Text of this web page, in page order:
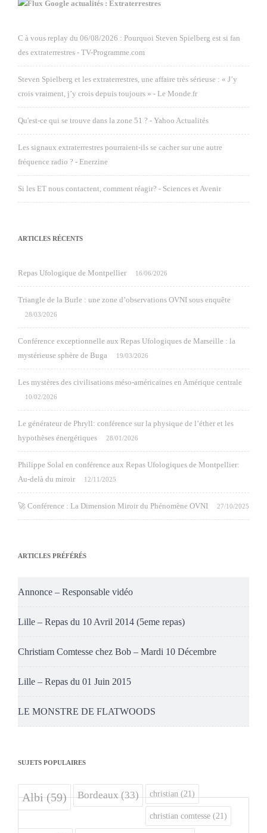
Google actualités : Extraterrestres
C à vous replay du 06/08/2026 : Pourquoi Steven Spielberg est si fan
des extraterrestres - TV-Programme.com
Steven Spielberg et les extraterrestres, une affaire très sérieuse : « J’y
crois vraiment, j’y crois depuis toujours » - Le Monde.fr
Qu'est-ce qui se trouve dans la zone 51 ? - Yahoo Actualités
Les signaux extraterrestres pourraient-ils se cacher sur une autre
fréquence radio ? - Enerzine
Si les ET nous contactent, comment réagir? - Sciences et Avenir
ARTICLES RÉCENTS
Repas Ufologique de Montpellier 16/06/2026
Triangle de la Burle : une zone d’observations OVNI sous enquête
28/03/2026
Conférence exceptionnelle aux Repas Ufologiques de Marseille : la
mystérieuse sphère de Buga
19/03/2026
Les mystères des civilisations méso-américaines en Amérique centrale
10/02/2026
Le générateur de Phryll: conférence sur la physique de l’éther et les
hypothèses énergétiques
28/01/2026
Philippe Solal en conférence aux Repas Ufologiques de Montpellier:
Au-delà du miroir
12/11/2025
🚀 Conférence : La Dimension Miroir du Phénomène OVNI 27/10/2025
ARTICLES PRÉFÉRÉS
Annonce – Responsable vidéo
Lille – Repas du 10 Avril 2014 (5eme repas)
Christiam Comtesse chez Bob – Mardi 10 Décembre
Lille – Repas du 01 Juin 2015
LE MONSTRE DE FLATWOODS
SUJETS POPULAIRES
Albi(59) Bordeaux(33) christian (21)
christian comtesse (21)